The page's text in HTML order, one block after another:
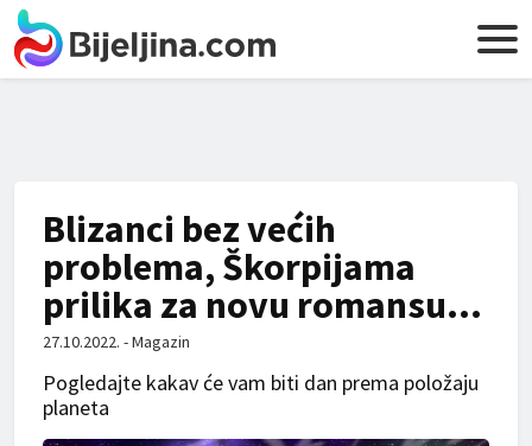
Blizanci bez većih
problema, Škorpijama
prilika za novu romansu…
27.10.2022. - Magazin
Pogledajte kakav će vam biti dan prema položaju
planeta